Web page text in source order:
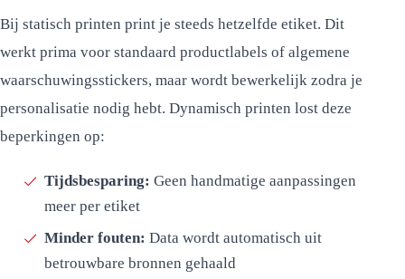
Bij statisch printen print je steeds hetzelfde etiket. Dit
werkt prima voor standaard productlabels of algemene
waarschuwingsstickers, maar wordt bewerkelijk zodra je
personalisatie nodig hebt. Dynamisch printen lost deze
beperkingen op:
Tijdsbesparing: Geen handmatige aanpassingen
meer per etiket
Minder fouten: Data wordt automatisch uit
betrouwbare bronnen gehaald